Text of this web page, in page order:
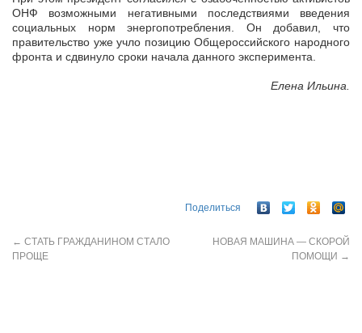
ОНФ возможными негативными последствиями введения
социальных норм энергопотребления. Он добавил, что
правительство уже учло позицию Общероссийского народного
фронта и сдвинуло сроки начала данного эксперимента.
Елена Ильина.
Поделиться
← СТАТЬ ГРАЖДАНИНОМ СТАЛО
ПРОЩЕ
НОВАЯ МАШИНА — СКОРОЙ
ПОМОЩИ →